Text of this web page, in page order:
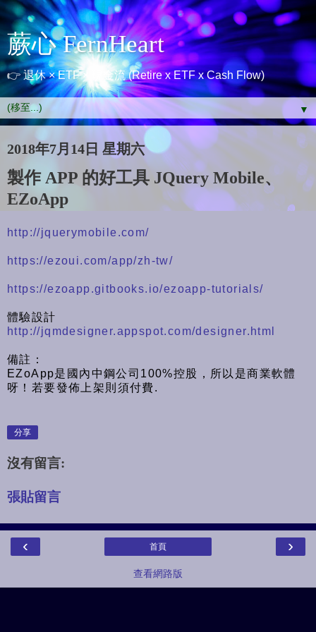
蕨心 FernHeart
👉 退休 × ETF × 現金流 (Retire x ETF x Cash Flow)
▼
2018年7月14日 星期六
製作 APP 的好工具 JQuery Mobile、
EZoApp
http://jquerymobile.com/
https://ezoui.com/app/zh-tw/
https://ezoapp.gitbooks.io/ezoapp-tutorials/
體驗設計
http://jqmdesigner.appspot.com/designer.html
備註：
EZoApp是國內中鋼公司100%控股，所以是商業軟體
呀！若要發佈上架則須付費.
分享
沒有留言:
張貼留言
‹ ›
首頁
查看網路版